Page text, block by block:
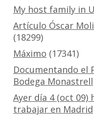
My host family in
Artículo Óscar
(18299)
Máximo (17341)
Documentando el
Bodega Monastrell
Ayer día 4 (oct 09)
trabajar en Madrid